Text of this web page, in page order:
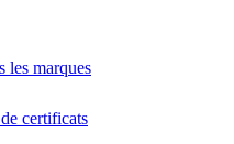
les marques
certificats